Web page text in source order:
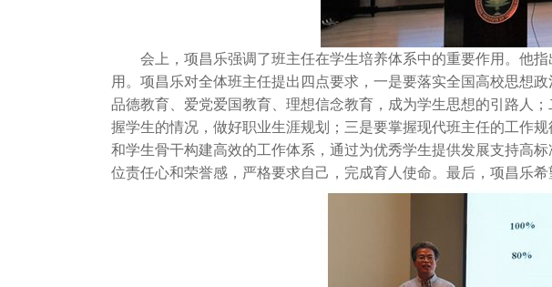
会上，项昌乐强调了班主任在学生培养体系中的重要作用。他指
用。项昌乐对全体班主任提出四点要求，一是要落实全国高校思想
品德教育、爱党爱国教育、理想信念教育，成为学生思想的引路人
握学生的情况，做好职业生涯规划；三是要掌握现代班主任的工作
和学生骨干构建高效的工作体系，通过为优秀学生提供发展支持高
位责任心和荣誉感，严格要求自己，完成育人使命。最后，项昌乐